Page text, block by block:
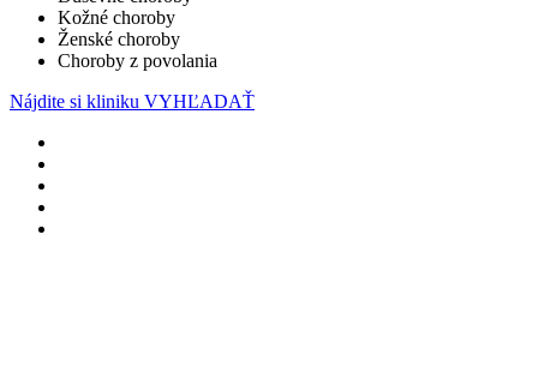
Kožné choroby
Ženské choroby
Choroby z povolania
Nájdite si kliniku VYHĽADAŤ